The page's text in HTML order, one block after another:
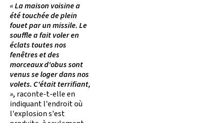
« La maison voisine a
été touchée de plein
fouet par un missile. Le
souffle a fait voler en
éclats toutes nos
fenêtres et des
morceaux d'obus sont
venus se loger dans nos
volets. C'était terrifiant,
», raconte-t-elle en
indiquant l'endroit où
l'explosion s'est